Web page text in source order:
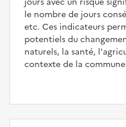
le nombre de jours
etc. Ces indicateurs
potentiels du
naturels, la santé,
contexte de la